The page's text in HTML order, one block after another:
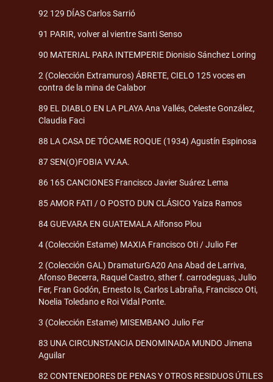
92 129 DÍAS Carlos Sarrió
91 PARIR, volver al vientre Santi Senso
90 MATERIAL PARA INTEMPERIE Dionisio Sánchez Loring
2 (Colección Extramuros) ÁBRETE, CIELO 125 voces en
contra de la mina de Calabor
89 EL DIABLO EN LA PLAYA Ana Vallés, Celeste González,
Claudia Faci
88 LA CASA DE TÓCAME ROQUE (1934) Agustín Espinosa
87 SEN(O)FOBIA VV.AA.
86 165 CANCIONES Francisco Javier Suárez Lema
85 AMOR FATI / O POSTO DUN CLÁSICO Yaiza Ramos
84 GUEVARA EN GUATEMALA Alfonso Plou
4 (Colección Estame) MAXIA Francisco Oti / Julio Fer
2 (Colección GAL) DramaturGA20 Ana Abad de Larriva,
Afonso Becerra, Raquel Castro, sther f. carrodeguas, Julio
Fer, Fran Godón, Ernesto Is, Carlos Labraña, Francisco Oti,
Noelia Toledano e Roi Vidal Ponte.
3 (Colección Estame) MISEMBANO Julio Fer
83 UNA CIRCUNSTANCIA DENOMINADA MUNDO Jimena
Aguilar
82 CONTENEDORES DE PENAS Y OTROS RESIDUOS ÚTILES